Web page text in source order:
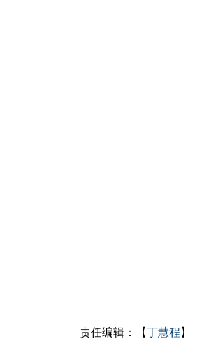
责任编辑：【丁慧程 】